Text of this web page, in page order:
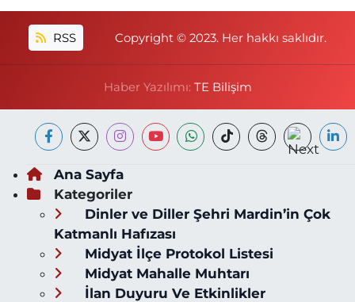
RSS Copyright © 2023. Her hakkı saklıdır.
Haber Yazılımı: TE Bilişim
Ana Sayfa
Kategoriler
Dinler ve Diller Şehri Mardin’in Çok
Katmanlı Hafızası
Midyat İlçe Protokol Listesi
Midyat Mahalle Muhtarı
İlan Duyuru Ve Etkinlikler